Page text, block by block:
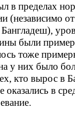
в пределах
(независимо
Бангладеш),
были
тоже
у них было
кто вырос в
оказались в